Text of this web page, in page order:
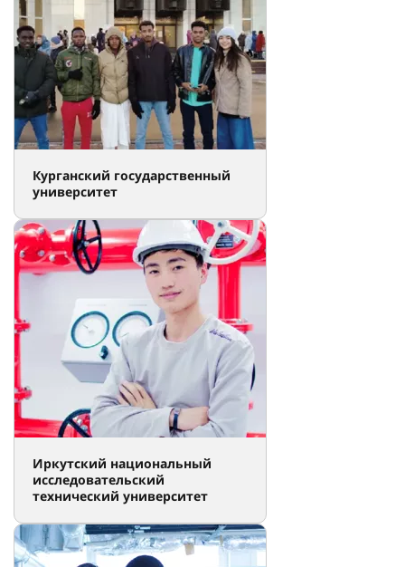
Курганский государственный
университет
Иркутский национальный
исследовательский
технический университет